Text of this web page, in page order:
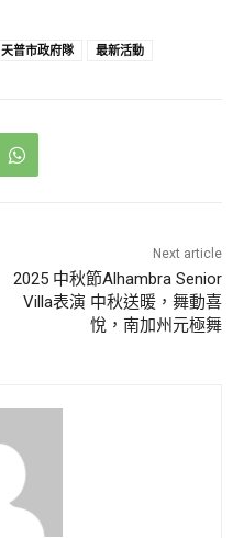
天普市政府隊 最新活動
Next article
2025 中秋節Alhambra Senior
Villa表演 中秋送暖，舞動喜
悅，南加州元極舞